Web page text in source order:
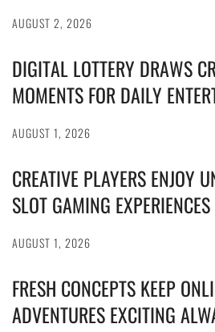
AUGUST 2, 2026
DIGITAL LOTTERY DRAWS
MOMENTS FOR DAILY
AUGUST 1, 2026
CREATIVE PLAYERS ENJOY
SLOT GAMING EXPERIENCES
AUGUST 1, 2026
FRESH CONCEPTS KEEP
ADVENTURES EXCITING